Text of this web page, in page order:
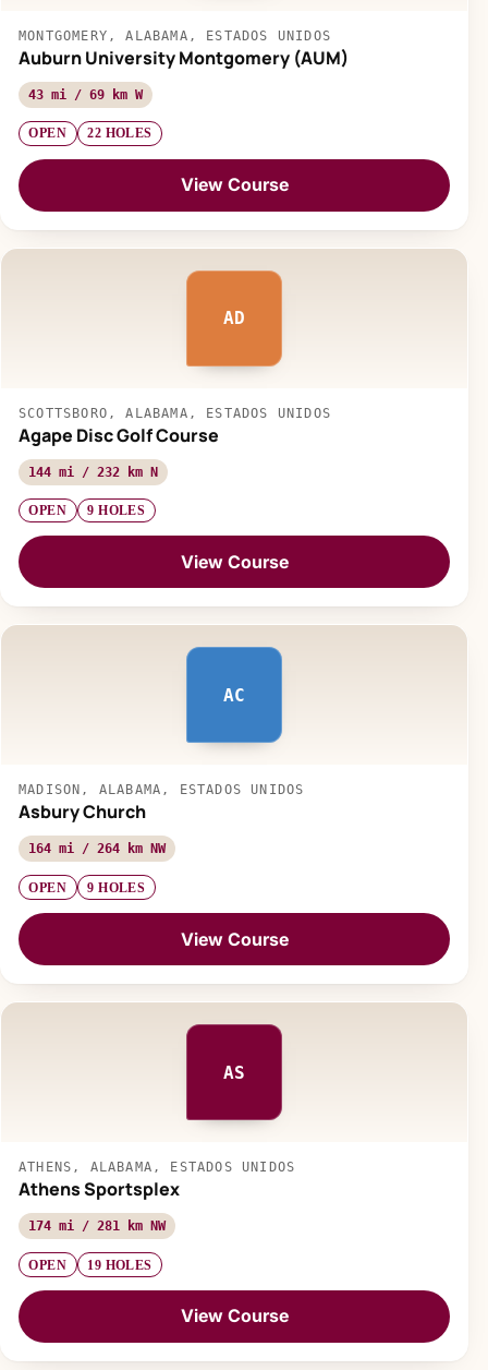
MONTGOMERY, ALABAMA, ESTADOS UNIDOS
Auburn University Montgomery (AUM)
43 mi / 69 km W
OPEN 22 HOLES
View Course
AD
SCOTTSBORO, ALABAMA, ESTADOS UNIDOS
Agape Disc Golf Course
144 mi / 232 km N
OPEN 9 HOLES
View Course
AC
MADISON, ALABAMA, ESTADOS UNIDOS
Asbury Church
164 mi / 264 km NW
OPEN 9 HOLES
View Course
AS
ATHENS, ALABAMA, ESTADOS UNIDOS
Athens Sportsplex
174 mi / 281 km NW
OPEN 19 HOLES
View Course